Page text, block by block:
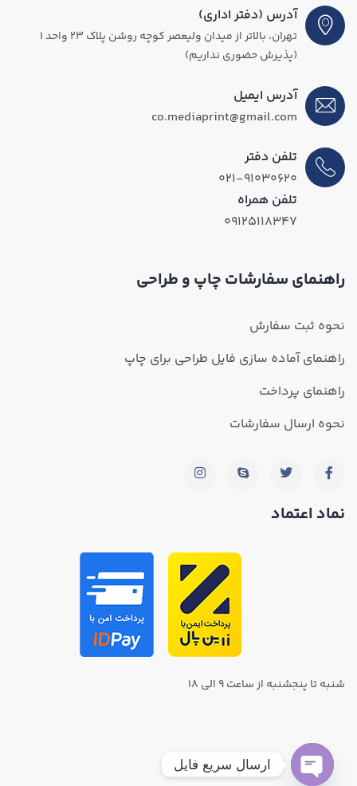
آدرس (دفتر اداری)
تهران، بالاتر از میدان ولیعصر کوچه روشن پلاک ۲۳ واحد ۱
(پذیرش حضوری نداریم)
آدرس ایمیل
co.mediaprint@gmail.com
تلفن دفتر
۰۲۱-۹۱۰۳۰۶۲۰
تلفن همراه
۰۹۱۲۵۱۱۸۳۴۷
راهنمای سفارشات چاپ و طراحی
نحوه ثبت سفارش
راهنمای آماده سازی فایل طراحی برای چاپ
راهنمای پرداخت
نحوه ارسال سفارشات
نماد اعتماد
شنبه تا پنجشنبه از ساعت ۹ الی ۱۸
ارسال سریع فایل